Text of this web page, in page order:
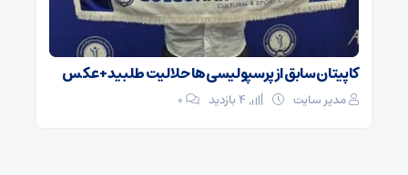
کاپیتان سابق از پرسپولیسی‌ها حلالیت طلبید + عکس
مدیر سایت ۰